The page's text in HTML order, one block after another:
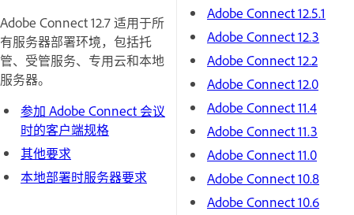
Adobe Connect 12.7 适用于所
有服务器部署环境，包括托
管、受管服务、专用云和本地
服务器。
参加 Adobe Connect 会议
时的客户端规格
其他要求
本地部署时服务器要求
Adobe Connect 12.5.1
Adobe Connect 12.3
Adobe Connect 12.2
Adobe Connect 12.0
Adobe Connect 11.4
Adobe Connect 11.3
Adobe Connect 11.0
Adobe Connect 10.8
Adobe Connect 10.6